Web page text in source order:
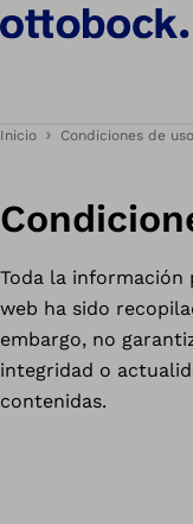
Inicio Condiciones de uso
Toda la información
web ha sido
embargo, no
integridad o
contenidas.